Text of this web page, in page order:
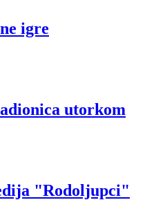
igre
utorkom
"Rodoljupci"